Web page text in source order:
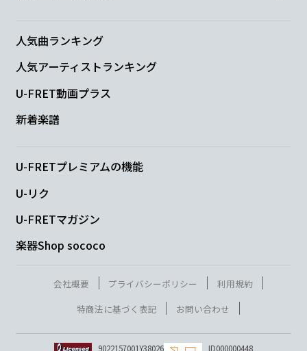
人気曲ランキング
人気アーティストランキング
U-FRET動画プラス
新着楽譜
U-FRETプレミアムの機能
U-リク
U-FRETマガジン
楽器Shop sococo
会社概要 プライバシーポリシー
利用規約
特商法に基づく表記
お問い合わせ
9022157001Y38026 ID000000448